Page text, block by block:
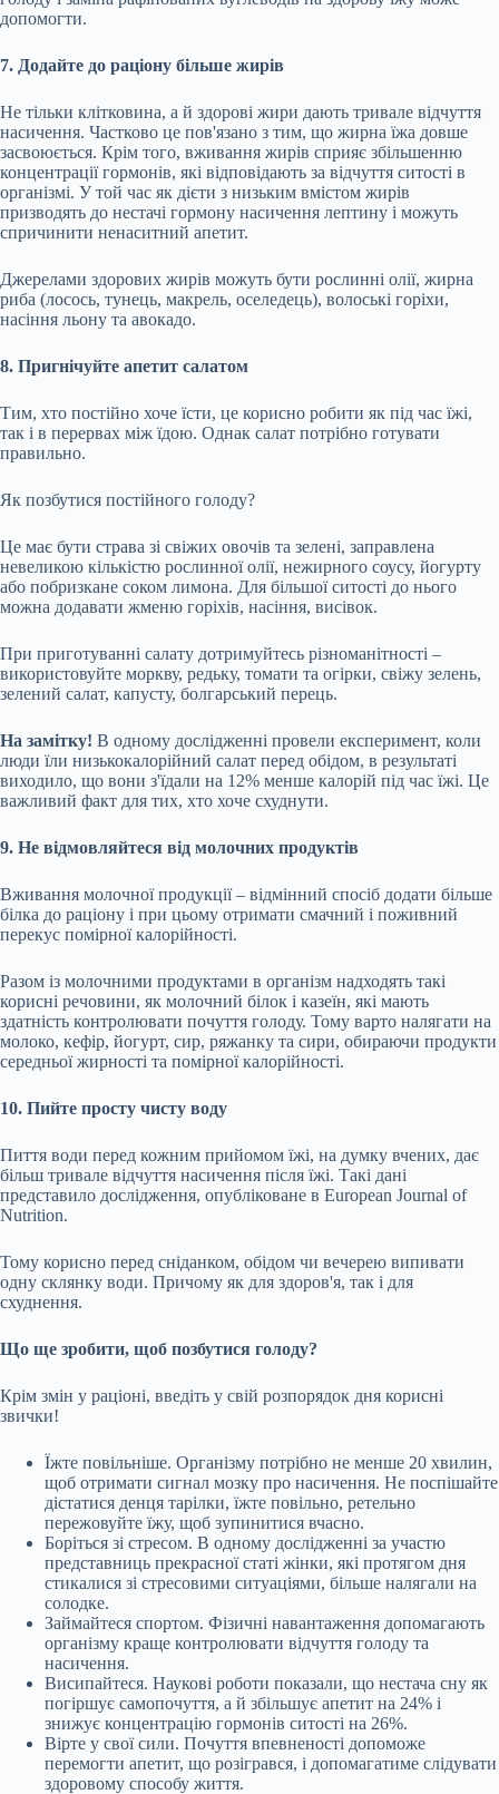
допомогти.
7. Додайте до раціону більше жирів
Не тільки клітковина, а й здорові жири дають тривале відчуття
насичення. Частково це пов'язано з тим, що жирна їжа довше
засвоюється. Крім того, вживання жирів сприяє збільшенню
концентрації гормонів, які відповідають за відчуття ситості в
організмі. У той час як дієти з низьким вмістом жирів
призводять до нестачі гормону насичення лептину і можуть
спричинити ненаситний апетит.
Джерелами здорових жирів можуть бути рослинні олії, жирна
риба (лосось, тунець, макрель, оселедець), волоські горіхи,
насіння льону та авокадо.
8. Пригнічуйте апетит салатом
Тим, хто постійно хоче їсти, це корисно робити як під час їжі,
так і в перервах між їдою. Однак салат потрібно готувати
правильно.
Як позбутися постійного голоду?
Це має бути страва зі свіжих овочів та зелені, заправлена
невеликою кількістю рослинної олії, нежирного соусу, йогурту
або побризкане соком лимона. Для більшої ситості до нього
можна додавати жменю горіхів, насіння, висівок.
При приготуванні салату дотримуйтесь різноманітності –
використовуйте моркву, редьку, томати та огірки, свіжу зелень,
зелений салат, капусту, болгарський перець.
На замітку! В одному дослідженні провели експеримент, коли
люди їли низькокалорійний салат перед обідом, в результаті
виходило, що вони з'їдали на 12% менше калорій під час їжі. Це
важливий факт для тих, хто хоче схуднути.
9. Не відмовляйтеся від молочних продуктів
Вживання молочної продукції – відмінний спосіб додати більше
білка до раціону і при цьому отримати смачний і поживний
перекус помірної калорійності.
Разом із молочними продуктами в організм надходять такі
корисні речовини, як молочний білок і казеїн, які мають
здатність контролювати почуття голоду. Тому варто налягати на
молоко, кефір, йогурт, сир, ряжанку та сири, обираючи продукти
середньої жирності та помірної калорійності.
10. Пийте просту чисту воду
Пиття води перед кожним прийомом їжі, на думку вчених, дає
більш тривале відчуття насичення після їжі. Такі дані
представило дослідження, опубліковане в European Journal of
Nutrition.
Тому корисно перед сніданком, обідом чи вечерею випивати
одну склянку води. Причому як для здоров'я, так і для
схуднення.
Що ще зробити, щоб позбутися голоду?
Крім змін у раціоні, введіть у свій розпорядок дня корисні
звички!
Їжте повільніше. Організму потрібно не менше 20 хвилин,
щоб отримати сигнал мозку про насичення. Не поспішайте
дістатися денця тарілки, їжте повільно, ретельно
пережовуйте їжу, щоб зупинитися вчасно.
Боріться зі стресом. В одному дослідженні за участю
представниць прекрасної статі жінки, які протягом дня
стикалися зі стресовими ситуаціями, більше налягали на
солодке.
Займайтеся спортом. Фізичні навантаження допомагають
організму краще контролювати відчуття голоду та
насичення.
Висипайтеся. Наукові роботи показали, що нестача сну як
погіршує самопочуття, а й збільшує апетит на 24% і
знижує концентрацію гормонів ситості на 26%.
Вірте у свої сили. Почуття впевненості допоможе
перемогти апетит, що розігрався, і допомагатиме слідувати
здоровому способу життя.